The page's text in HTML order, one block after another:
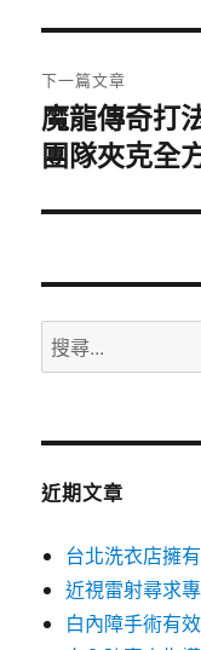
覽
文
章:
下一篇文章
下
一
文
魔龍傳奇打
團隊夾克全
搜
尋
鍵
近期文章
台北洗衣店擁
近視雷射尋求
白內障手術有